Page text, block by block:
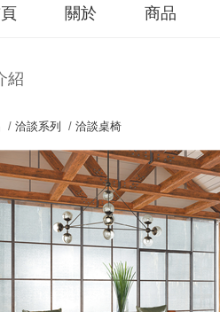
關於 商品
紹
/ 洽談系列 / 洽談桌椅